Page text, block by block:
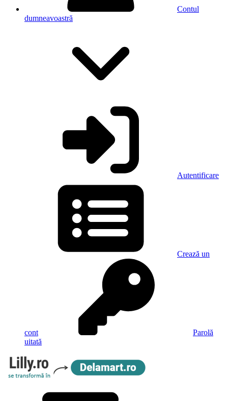
Contul
dumneavoastră
Autentificare
Crează un
cont
Parolă
uitată